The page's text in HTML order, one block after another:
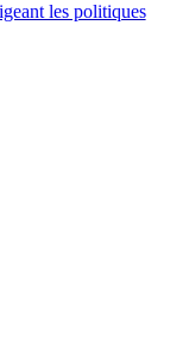
les politiques